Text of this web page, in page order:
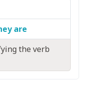
are
the verb